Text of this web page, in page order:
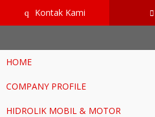
google-site-
YTG8htM_ix_Dp9Go
q Kontak Kami
HOME
COMPANY PROFILE
HIDROLIK MOBIL & MOTOR